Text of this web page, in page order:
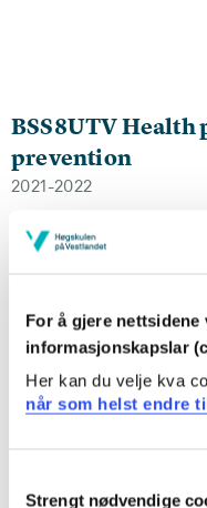
For å gjere
informasjonskapslar
Her kan du velje kva
når som helst endre
Strengt nødvendige
BSS8UTV
prevention
2021-2022
prevention
2020-2021